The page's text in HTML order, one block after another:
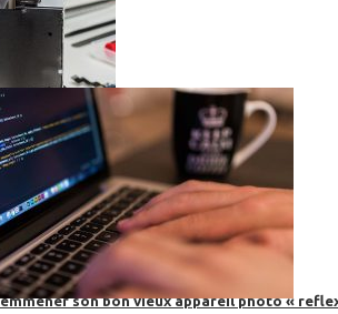
son bon vieux appareil photo « reflex